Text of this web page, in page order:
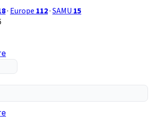
· Europe 112·SAMU 15